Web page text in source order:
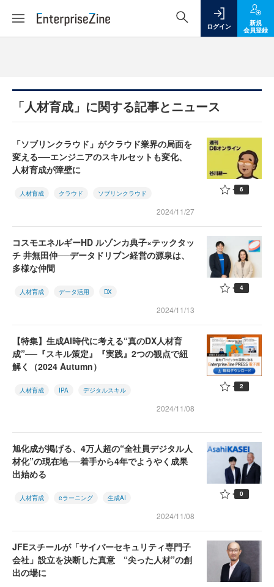
ログイン
新規
会員登録
「人材育成」に関する記事とニュース
「ソブリンクラウド」がクラウド業界の局面を
変える──エンジニアのスキルセットも変化、
人材育成が障壁に
人材育成 クラウド ソブリンクラウド
2024/11/27
6
コスモエネルギーHD ルゾンカ典子×テックタッ
チ 井無田仲──データドリブン経営の源泉は、
多様な仲間
人材育成 データ活用 DX
2024/11/13
4
【特集】生成AI時代に考える“真のDX人材育
成”──『スキル策定』『実践』2つの観点で紐
解く（2024 Autumn）
人材育成 IPA デジタルスキル
2024/11/08
2
旭化成が掲げる、4万人超の“全社員デジタル人
材化”の現在地──着手から4年でようやく成果
出始める
人材育成 eラーニング 生成AI
2024/11/08
0
JFEスチールが「サイバーセキュリティ専門子
会社」設立を決断した真意 “尖った人材”の創
出の場に